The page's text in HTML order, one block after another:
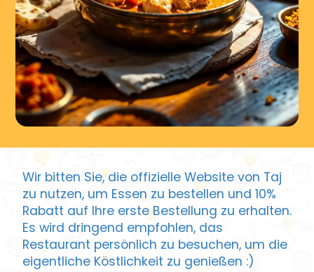
Wir bitten Sie, die offizielle Website von Taj
zu nutzen, um Essen zu bestellen und 10%
Rabatt auf Ihre erste Bestellung zu erhalten.
Es wird dringend empfohlen, das
Restaurant persönlich zu besuchen, um die
eigentliche Köstlichkeit zu genießen :)